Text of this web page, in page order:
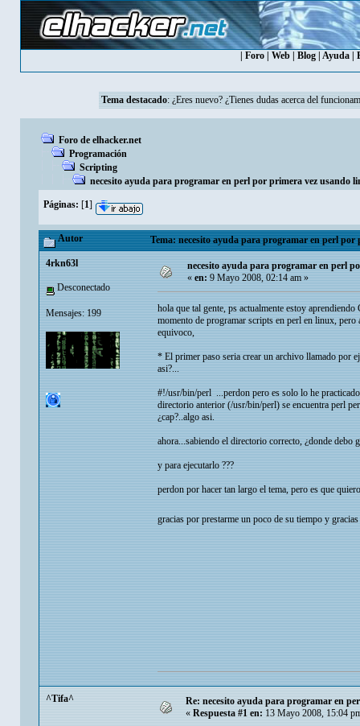
Foro| Web| Blog| Ayuda|
Tema destacado: ¿Eres nuevo? ¿Tienes dudas acerca del
Foro de elhacker.net
Programación
Scripting
necesito ayuda para programar en perl por primera vez usando
Páginas: [1]
Autor Tema: necesito ayuda para programar en perl
4rkn63l
Desconectado
Mensajes: 199
necesito ayuda para programar en perl
«en:9 Mayo 2008, 02:14 am »
hola que tal gente, ps actualmente estoy
momento de programar scripts en perl en linux,
equivoco,
* El primer paso seria crear un archivo llamado por
asi?...
#!/usr/bin/perl ...perdon pero es solo lo he
directorio anterior (/usr/bin/perl) se encuentra perl
¿cap?..algo asi.
ahora...sabiendo el directorio correcto, ¿donde debo
y para ejecutarlo ???
perdon por hacer tan largo el tema, pero es que
gracias por prestarme un poco de su tiempo y
^Tifa^
Re: necesito ayuda para programar en
« Respuesta #1 en: 13 Mayo 2008, 15:04